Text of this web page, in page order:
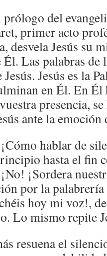
del
primer acto
desvela Jesús su
Las palabras de
Jesús es la
en Él. En Él
presencia,
ante la
hablar de
hasta el fin
¡Sordera
por la
hoy mi voz!,
Lo mismo repite
resuena el